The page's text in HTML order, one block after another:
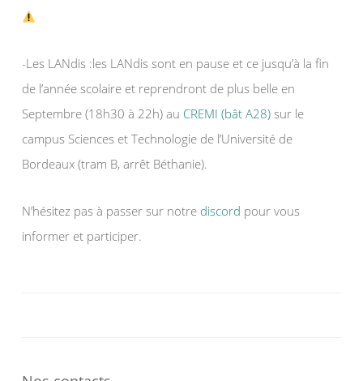
-Les LANdis :les LANdis sont en pause et ce jusqu’à la fin
de l’année scolaire et reprendront de plus belle en
Septembre (18h30 à 22h) au CREMI (bât A28) sur le
campus Sciences et Technologie de l’Université de
Bordeaux (tram B, arrêt Béthanie).
N’hésitez pas à passer sur notre discord pour vous
informer et participer.